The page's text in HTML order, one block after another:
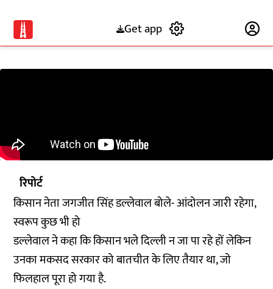
Get app
रिपोर्ट
किसान नेता जगजीत सिंह डल्लेवाल बोले- आंदोलन जारी रहेगा,
स्वरूप कुछ भी हो
डल्लेवाल ने कहा कि किसान भले दिल्ली न जा पा रहे हों लेकिन
उनका मकसद सरकार को बातचीत के लिए तैयार था, जो
फिलहाल पूरा हो गया है.